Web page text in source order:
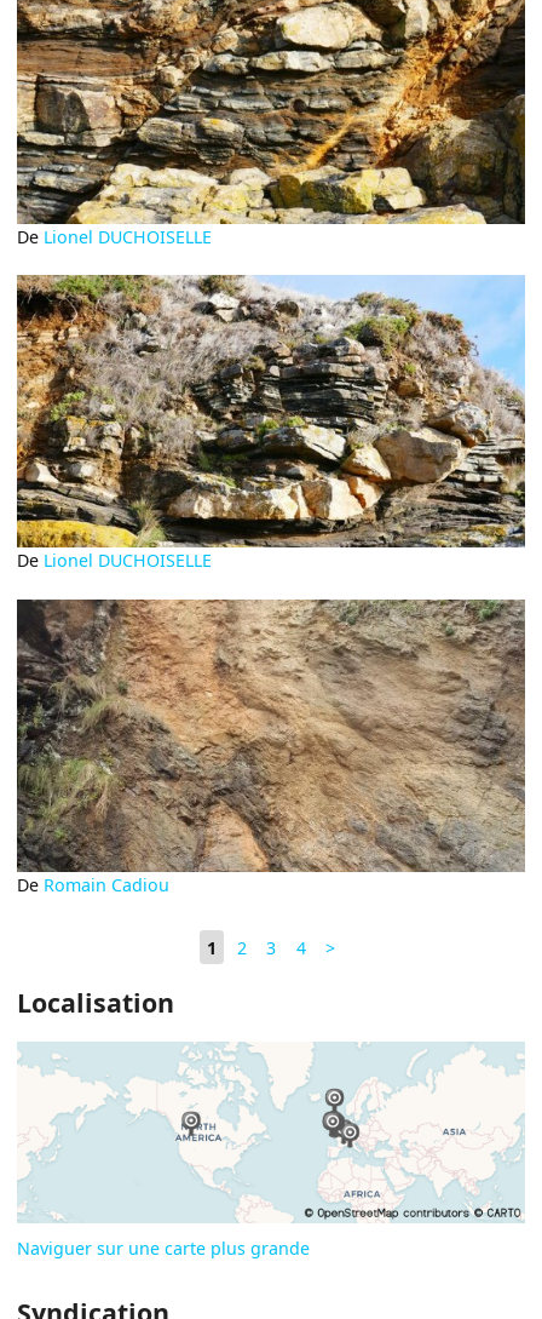
De Lionel DUCHOISELLE
De Lionel DUCHOISELLE
De Romain Cadiou
1 2 3 4 >
Localisation
Naviguer sur une carte plus grande